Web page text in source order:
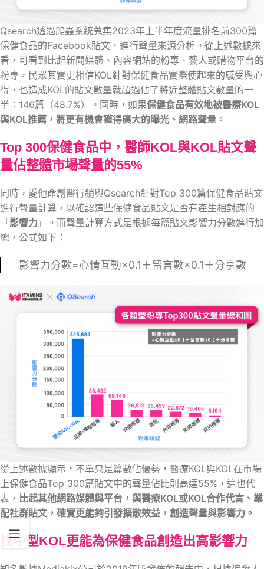
Qsearch透過爬蟲系統蒐集2023年上半年度流量排名前300篇
保健食品的Facebook貼文，進行聲量來源分析。從上述數據來
看，可看到比起新聞媒體、內容網站的粉專、藝人或購物平台的
粉專，民眾其實更相信KOL針對保健食品實際使起來的感受與心
得，也造成KOL的貼文數量就超過佔了將近整體貼文數量的一
半：146篇（48.7%）。同時，如果保健食品有效地被醫療KOL
與KOL推薦，將更有機會獲得廣大的曝光、網路聲量 。
Top 300保健食品中，醫師KOL與KOL貼文聲
量佔整體市場聲量的55%
同時，愛他命創醫行銷與Qsearch針對Top 300篇保健食品貼文
進行聲量計算，以確認這些保健食品貼文是否有產生相對應的
「影響力 」。而聲量計算方式是根據每篇貼文影響力分數進行加
總，公式如下：
影響力分數=心情互動×0.1＋留言數×0.1＋分享數
從上述數據顯示，不單只是篇數佔優勢，醫療KOL與KOL在市場
上保健食品Top 300篇貼文中的聲量佔比則高達55%，這也代
表， 比起其他網路媒體與平台，與醫療KOL或KOL合作代言、業
配社群貼文，確實更能夠引發擴散效益，創造聲量與影響力。
找中型KOL更能為保健食品創造出高影響力